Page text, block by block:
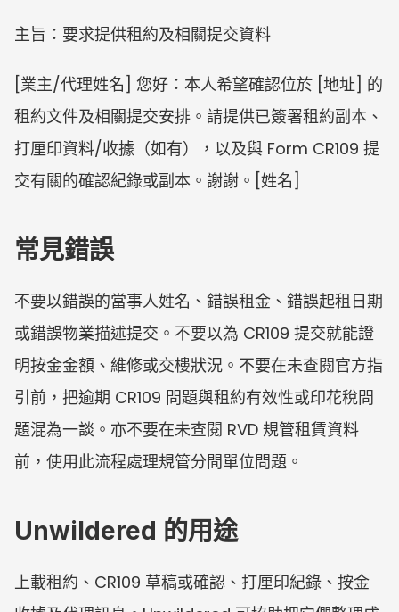
主旨：要求提供租約及相關提交資料
[業主/代理姓名] 您好：本人希望確認位於 [地址] 的
租約文件及相關提交安排。請提供已簽署租約副本、
打厘印資料/收據（如有），以及與 Form CR109 提
交有關的確認紀錄或副本。謝謝。[姓名]
常見錯誤
不要以錯誤的當事人姓名、錯誤租金、錯誤起租日期
或錯誤物業描述提交。不要以為 CR109 提交就能證
明按金金額、維修或交樓狀況。不要在未查閱官方指
引前，把逾期 CR109 問題與租約有效性或印花稅問
題混為一談。亦不要在未查閱 RVD 規管租賃資料
前，使用此流程處理規管分間單位問題。
Unwildered 的用途
上載租約、CR109 草稿或確認、打厘印紀錄、按金